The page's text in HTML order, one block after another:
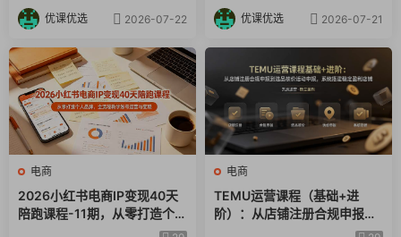
优课优选 2026-07-22 优课优选 2026-07-21
电商
2026小红书电商IP变现40天
陪跑课程-11期，从零打造个人
品牌，全流程教学账号运营与
电商
TEMU运营课程（基础+进
阶）：从店铺注册合规申报到
选品核价活动申报，系统搭建